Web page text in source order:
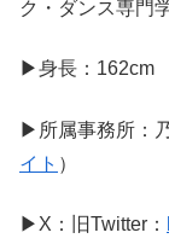
ク・ダンス専門
▶身長：162cm
▶所属事務所：
イト ）
▶X：旧Twitter：